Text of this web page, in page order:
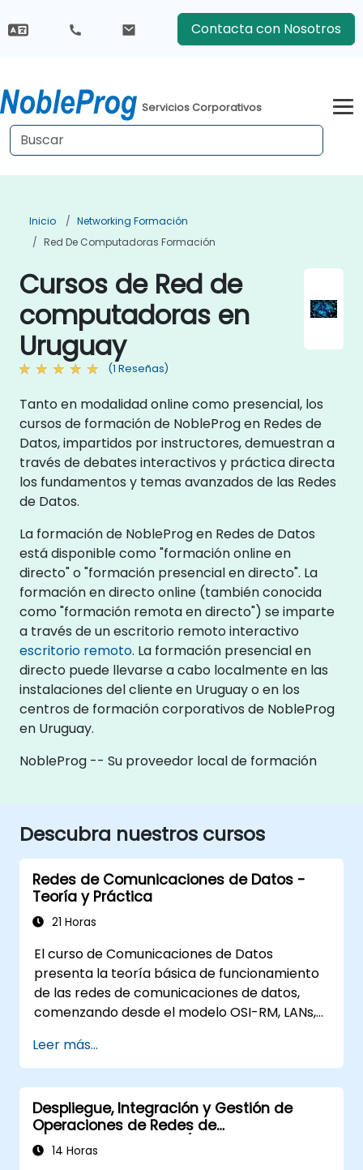
Contacta con Nosotros
Servicios Corporativos
Inicio
Networking Formación
Red De Computadoras Formación
Cursos de Red de
computadoras en
Uruguay
(1 Reseñas)
Tanto en modalidad online como presencial, los
cursos de formación de NobleProg en Redes de
Datos, impartidos por instructores, demuestran a
través de debates interactivos y práctica directa
los fundamentos y temas avanzados de las Redes
de Datos.
La formación de NobleProg en Redes de Datos
está disponible como "formación online en
directo" o "formación presencial en directo". La
formación en directo online (también conocida
como "formación remota en directo") se imparte
a través de un escritorio remoto interactivo
escritorio remoto. La formación presencial en
directo puede llevarse a cabo localmente en las
instalaciones del cliente en Uruguay o en los
centros de formación corporativos de NobleProg
en Uruguay.
NobleProg -- Su proveedor local de formación
Descubra nuestros cursos
Redes de Comunicaciones de Datos -
Teoría y Práctica
21 Horas
El curso de Comunicaciones de Datos
presenta la teoría básica de funcionamiento
de las redes de comunicaciones de datos,
comenzando desde el modelo OSI-RM, LANs,
y aplicaciones de red. El curso proporciona al
estudiante conocimientos generales sobre la
arquitectura, los componentes de hardware,
la configuración de software y la estructura
de las redes de comunicaciones de datos.
Leer más...
Despliegue, Integración y Gestión de
Operaciones de Redes de
Telecomunicaciones (2G–5G & Wi-Fi
Empresarial)
14 Horas